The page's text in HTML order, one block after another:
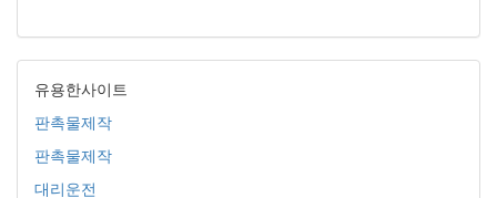
유용한사이트
판촉물제작
판촉물제작
대리운전